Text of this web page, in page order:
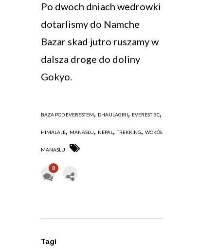
Po dwoch dniach wedrowki
dotarlismy do Namche
Bazar skad jutro ruszamy w
dalsza droge do doliny
Gokyo.
BAZA POD EVERESTEM, DHAULAGIRI, EVEREST BC,
HIMALAJE, MANASLU, NEPAL ,TREKKING, WOKÓŁ
MANASLU
0
Tagi